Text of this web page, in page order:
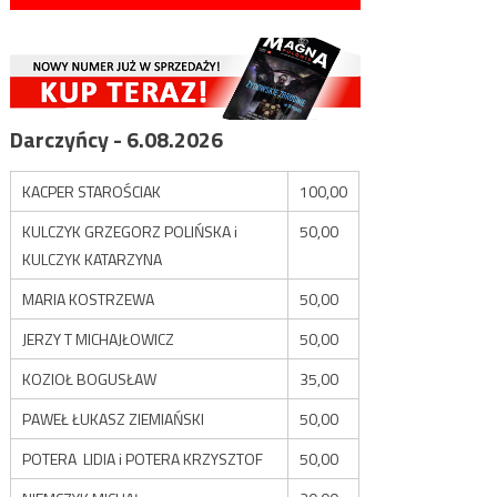
Darczyńcy - 6.08.2026
KACPER STAROŚCIAK
100,00
KULCZYK GRZEGORZ POLIŃSKA i
KULCZYK KATARZYNA
50,00
MARIA KOSTRZEWA
50,00
JERZY T MICHAJŁOWICZ
50,00
KOZIOŁ BOGUSŁAW
35,00
PAWEŁ ŁUKASZ ZIEMIAŃSKI
50,00
POTERA LIDIA i POTERA KRZYSZTOF
50,00